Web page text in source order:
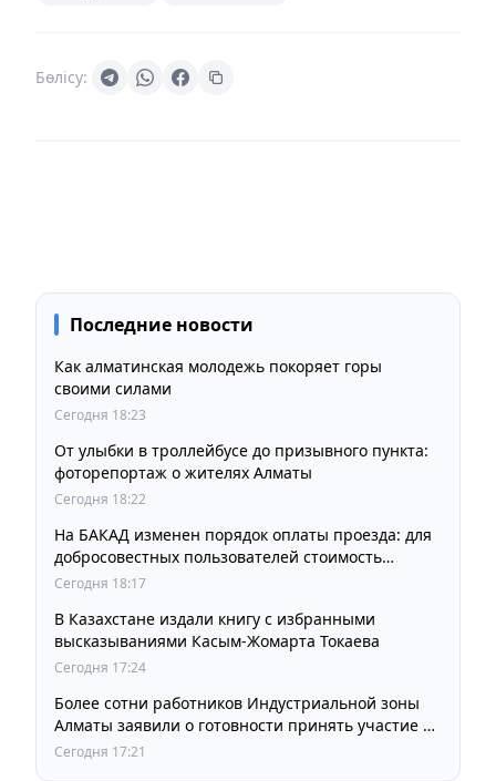
Бөлісу:
Последние новости
Как алматинская молодежь покоряет горы
своими силами
Сегодня 18:23
От улыбки в троллейбусе до призывного пункта:
фоторепортаж о жителях Алматы
Сегодня 18:22
На БАКАД изменен порядок оплаты проезда: для
добросовестных пользователей стоимость
остается прежней
Сегодня 18:17
В Казахстане издали книгу с избранными
высказываниями Касым-Жомарта Токаева
Сегодня 17:24
Более сотни работников Индустриальной зоны
Алматы заявили о готовности принять участие в
выборах членов Курылтая
Сегодня 17:21